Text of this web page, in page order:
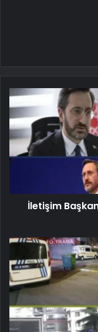
İletişim